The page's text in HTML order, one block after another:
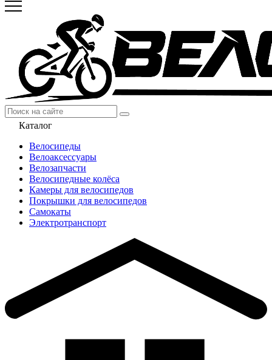
Каталог
Велосипеды
Велоаксессуары
Велозапчасти
Велосипедные колёса
Камеры для велосипедов
Покрышки для велосипедов
Самокаты
Электротранспорт